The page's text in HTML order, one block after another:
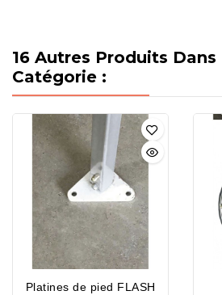
16 Autres Produits
Catégorie :
Platines de pied FLASH